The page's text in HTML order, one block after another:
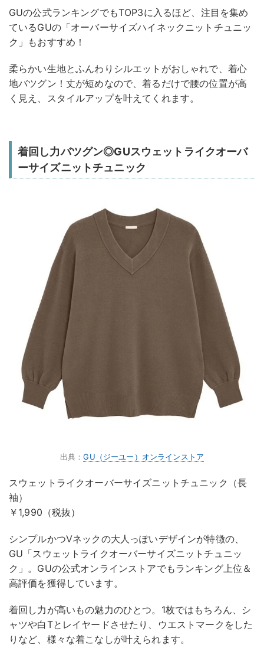
GUの公式ランキングでもTOP3に入るほど、注目を集め
ているGUの「オーバーサイズハイネックニットチュニッ
ク」もおすすめ！
柔らかい生地とふんわりシルエットがおしゃれで、着心
地バツグン！丈が短めなので、着るだけで腰の位置が高
く見え、スタイルアップを叶えてくれます。
着回し力バツグン◎GUスウェットライクオーバ
ーサイズニットチュニック
出典：GU（ジーユー）オンラインストア
スウェットライクオーバーサイズニットチュニック（長
袖）
￥1,990（税抜）
シンプルかつVネックの大人っぽいデザインが特徴の、
GU「スウェットライクオーバーサイズニットチュニッ
ク」。GUの公式オンラインストアでもランキング上位＆
高評価を獲得しています。
着回し力が高いもの魅力のひとつ。1枚ではもちろん、シ
ャツや白Tとレイヤードさせたり、ウエストマークをした
りなど、様々な着こなしが叶えられます。